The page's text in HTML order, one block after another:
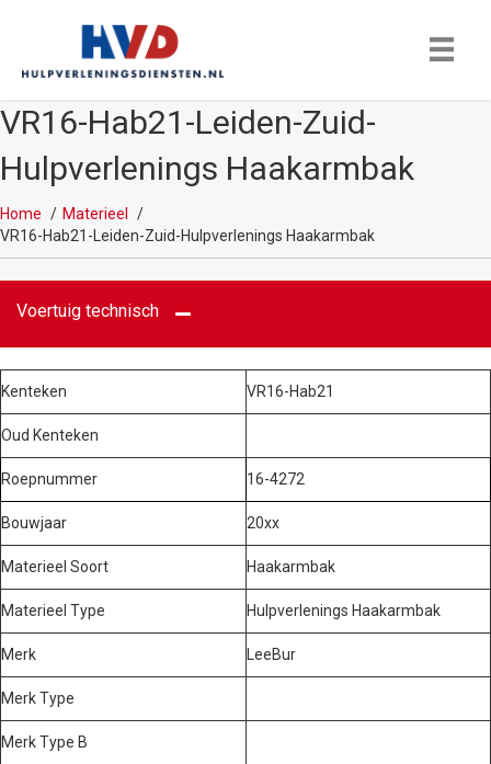
VR16-Hab21-Leiden-Zuid-
Hulpverlenings Haakarmbak
Home
Materieel
VR16-Hab21-Leiden-Zuid-Hulpverlenings Haakarmbak
Voertuig technisch
Kenteken VR16-Hab21
Oud Kenteken
Roepnummer 16-4272
Bouwjaar 20xx
Materieel Soort Haakarmbak
Materieel Type Hulpverlenings Haakarmbak
Merk LeeBur
Merk Type
Merk Type B